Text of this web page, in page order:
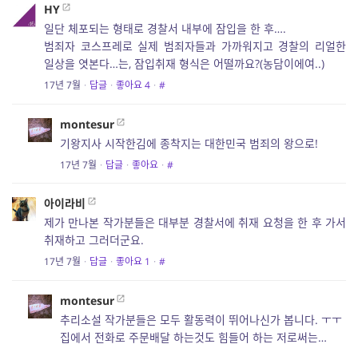
HY
일단 체포되는 형태로 경찰서 내부에 잠입을 한 후….
범죄자 코스프레로 실제 범죄자들과 가까워지고 경찰의 리얼한
일상을 엿본다…는, 잠입취재 형식은 어떨까요?(농담이에여..)
17년 7월 · 답글 · 좋아요4 · #
montesur
기왕지사 시작한김에 종착지는 대한민국 범죄의 왕으로!
17년 7월 · 답글 · 좋아요 · #
아이라비
제가 만나본 작가분들은 대부분 경찰서에 취재 요청을 한 후 가서
취재하고 그러더군요.
17년 7월 · 답글 · 좋아요 1 · #
montesur
추리소설 작가분들은 모두 활동력이 뛰어나신가 봅니다. ㅜㅜ
집에서 전화로 주문배달 하는것도 힘들어 하는 저로써는…